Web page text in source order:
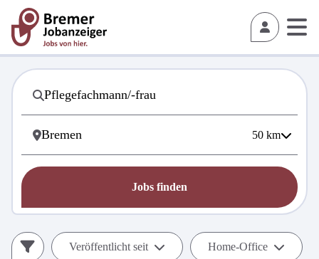
50 km
Jobs finden
Veröffentlicht seit Home-Office